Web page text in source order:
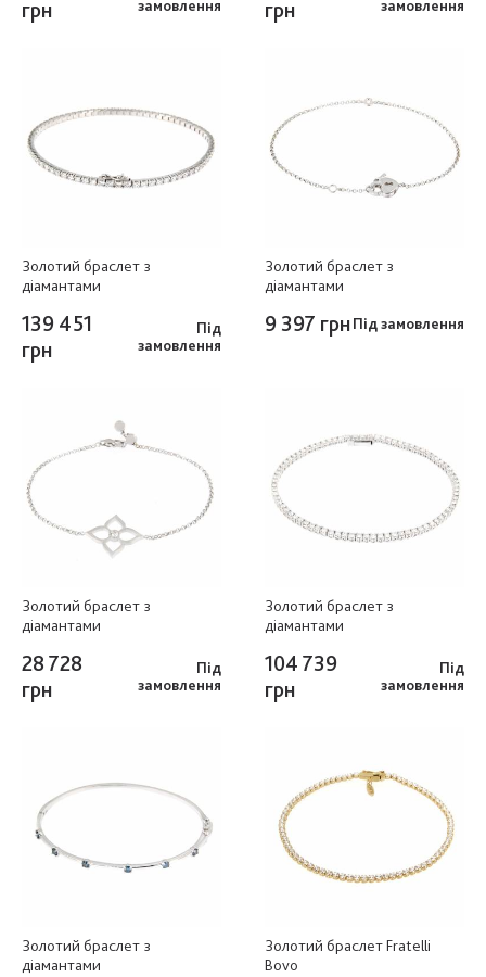
грн замовлення грн замовлення
Золотий браслет з
діамантами
139 451
грн
Під
замовлення
Золотий браслет з
діамантами
9 397 грнПід замовлення
Золотий браслет з
діамантами
28 728
грн
Під
замовлення
Золотий браслет з
діамантами
104 739
грн
Під
замовлення
Золотий браслет з
діамантами
Золотий браслет Fratelli
Bovo